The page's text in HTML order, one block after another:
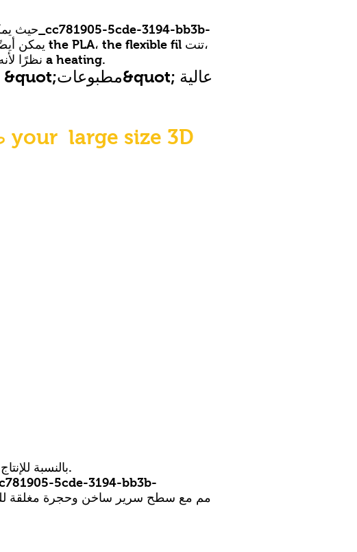
_cc781905-5cde-3194-bb3b-136bad_ccc -136bad5cf58d_ نظرًا لأنه مجهز بلوحة تدفئة a heating.
بالنسبة للإنتاج الصناعي أو النماذج الأولية واسعة النطاق الخاصة بك ، ستكون هذه الطابعة موثوقة للغاية.